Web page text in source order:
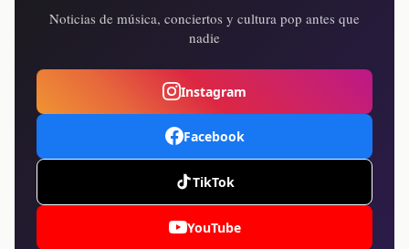
Noticias de música, conciertos y cultura pop antes que
nadie
Instagram
Facebook
TikTok
YouTube